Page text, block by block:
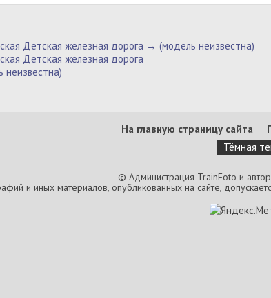
Детская железная дорога → (модель неизвестна)
Детская железная дорога
На главную страницу сайта
Тёмная
© Администрация TrainFoto и
и иных материалов, опубликованных на сайте,